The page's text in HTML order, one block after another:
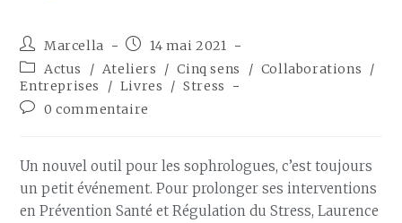
Marcella
14 mai 2021
Actus
/ Ateliers / Cinq sens / Collaborations
/
Entreprises
/ Livres / Stress
0 commentaire
Un nouvel outil pour les sophrologues, c’est toujours
un petit événement. Pour prolonger ses interventions
en Prévention Santé et Régulation du Stress, Laurence